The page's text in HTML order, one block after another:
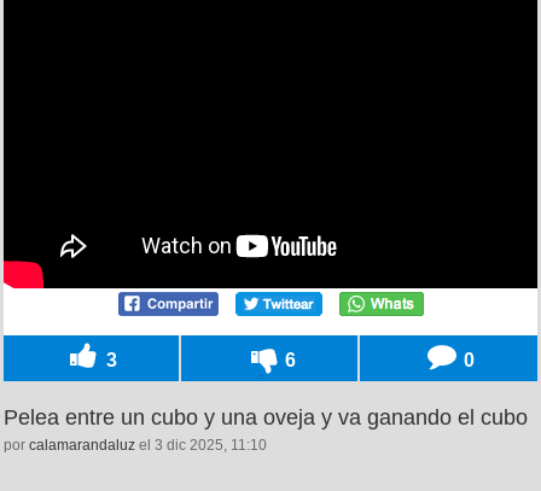
3 6 0
Pelea entre un cubo y una oveja y va ganando el cubo
por calamarandaluz el 3 dic 2025, 11:10